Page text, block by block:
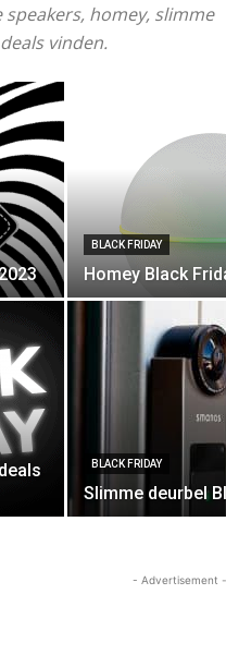
homey, slimme
vinden.
BLACK FRIDAY
Homey Black
BLACK FRIDAY
Slimme deurbel
- Advertisement -